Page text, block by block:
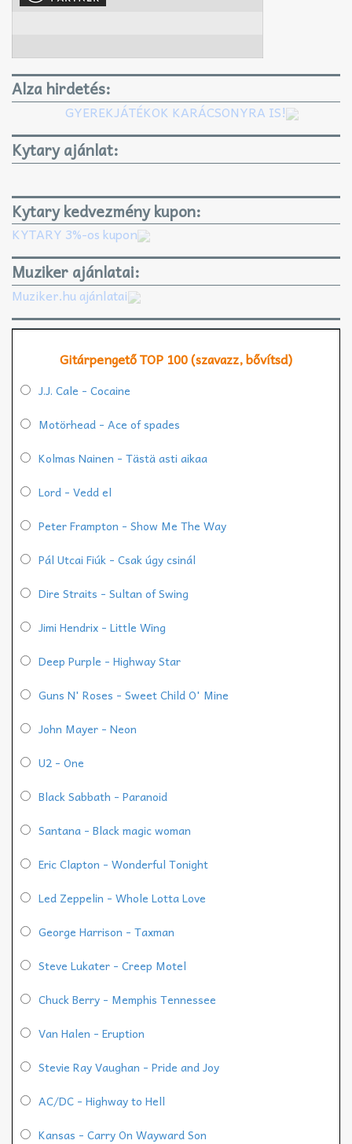
Alza hirdetés:
GYEREKJÁTÉKOK KARÁCSONYRA IS!
Kytary ajánlat:
Kytary kedvezmény kupon:
KYTARY 3%-os kupon
Muziker ajánlatai:
Muziker.hu ajánlatai
Gitárpengető TOP 100 (szavazz, bővítsd)
J.J. Cale - Cocaine
Motörhead - Ace of spades
Kolmas Nainen - Tästä asti aikaa
Lord - Vedd el
Peter Frampton - Show Me The Way
Pál Utcai Fiúk - Csak úgy csinál
Dire Straits - Sultan of Swing
Jimi Hendrix - Little Wing
Deep Purple - Highway Star
Guns N' Roses - Sweet Child O' Mine
John Mayer - Neon
U2 - One
Black Sabbath - Paranoid
Santana - Black magic woman
Eric Clapton - Wonderful Tonight
Led Zeppelin - Whole Lotta Love
George Harrison - Taxman
Steve Lukater - Creep Motel
Chuck Berry - Memphis Tennessee
Van Halen - Eruption
Stevie Ray Vaughan - Pride and Joy
AC/DC - Highway to Hell
Kansas - Carry On Wayward Son